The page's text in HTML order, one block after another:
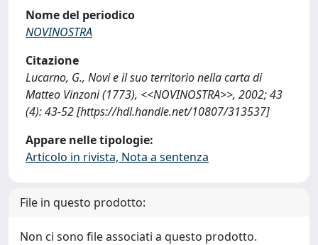
Nome del periodico
NOVINOSTRA
Citazione
Lucarno, G., Novi e il suo territorio nella carta di
Matteo Vinzoni (1773), <<NOVINOSTRA>>, 2002; 43
(4): 43-52 [https://hdl.handle.net/10807/313537]
Appare nelle tipologie:
Articolo in rivista, Nota a sentenza
File in questo prodotto:
Non ci sono file associati a questo prodotto.